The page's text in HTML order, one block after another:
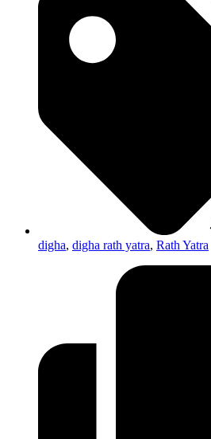
digha, digha rath yatra, Rath Yatra